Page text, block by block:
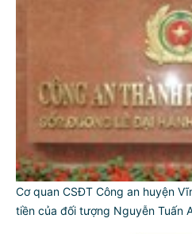
Cơ quan CSĐT Công an huyện
tiền của đối tượng Nguyễn Tuấn